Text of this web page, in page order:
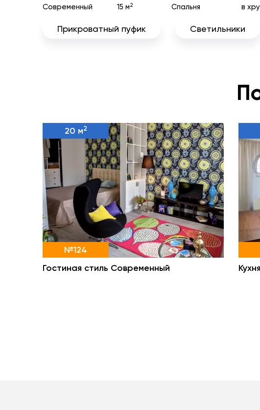
Современный 15 м2 Спальня в
Прикроватный пуфик Светильники
20 м2
№124
Гостиная стиль Современный